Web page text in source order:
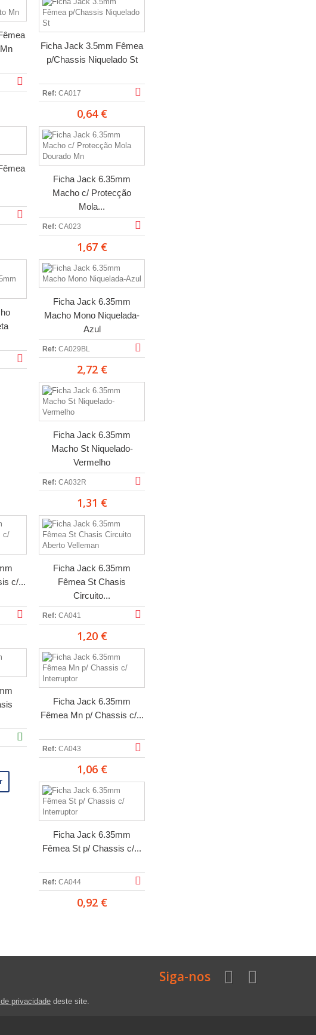
Ficha Jack 3.5mm Fêmea
p/Chassis Niquelado St
Ref: CA017
0,64 €
Ficha Jack 6.35mm
Macho c/ Protecção
Mola...
Ref: CA023
1,67 €
Ficha Jack 6.35mm
Macho Mono Niquelada-
Azul
Ref: CA029BL
2,72 €
Ficha Jack 6.35mm
Macho St Niquelado-
Vermelho
Ref: CA032R
1,31 €
c/...
Ficha Jack 6.35mm
Fêmea St Chasis
Circuito...
Ref: CA041
1,20 €
Ficha Jack 6.35mm
Fêmea Mn p/ Chassis c/...
Ref: CA043
1,06 €
Ficha Jack 6.35mm
Fêmea St p/ Chassis c/...
Ref: CA044
0,92 €
privacidade deste site.
Siga-nos